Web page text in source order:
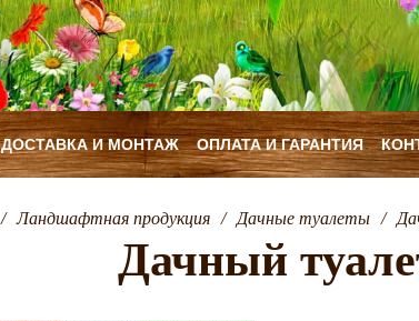
ДОСТАВКА И МОНТАЖ ОПЛАТА И ГАРАНТИЯ
/ Ландшафтная продукция / Дачные туалеты /
Дачный